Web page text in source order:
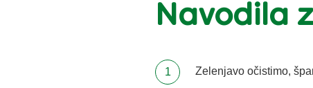
Navodila
Zelenjavo očistimo,